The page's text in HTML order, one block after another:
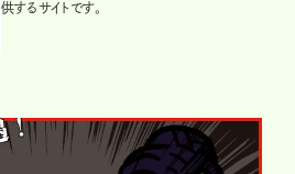
供するサイトです。